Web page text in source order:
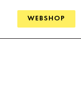
WEBSHOP